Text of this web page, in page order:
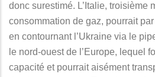
donc surestimé. L’Italie, troisième
consommation de gaz, pourrait
en contournant l’Ukraine via le
le nord-ouest de l’Europe, lequel
capacité et pourrait aisément